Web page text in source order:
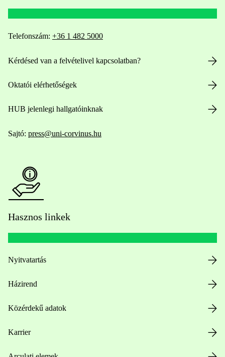
Telefonszám: +36 1 482 5000
Kérdésed van a felvételivel kapcsolatban?
Oktatói elérhetőségek
HUB jelenlegi hallgatóinknak
Sajtó: press@uni-corvinus.hu
Hasznos linkek
Nyitvatartás
Házirend
Közérdekű adatok
Karrier